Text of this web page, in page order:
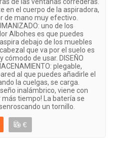
en el cuerpo de la aspiradora,
de mano muy efectivo.
uno de los
Albohes es que puedes
debajo de los muebles
que va por el suelo es
de usar. DISEÑO
plegable,
al que puedes añadirle el
la cuelgas, se carga.
inalámbrico, viene con
más tiempo! La batería se
un tornillo.
€